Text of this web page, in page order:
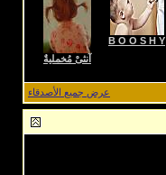
B O O S H Y
آنثىْ مُخمليةٌ
عرض جميع الأصدقاء